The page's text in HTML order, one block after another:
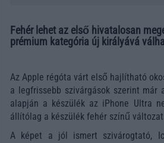
Fehér lehet az első hivatalosan
prémium kategória új királyává
Az Apple régóta várt első hajlítható
a legfrissebb szivárgások szerint
alapján a készülék az iPhone Ultra
állítólag a készülék fehér színű
A képet a jól ismert szivárogtató,